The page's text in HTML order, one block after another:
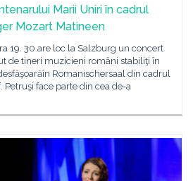
Marii Uniri în cadrul
Mozart Matineen
19. 30 are loc la Salzburg un concert
de tineri muzicieni români stabiliţi în
Romanischersaal din cadrul
face parte din cea de-a